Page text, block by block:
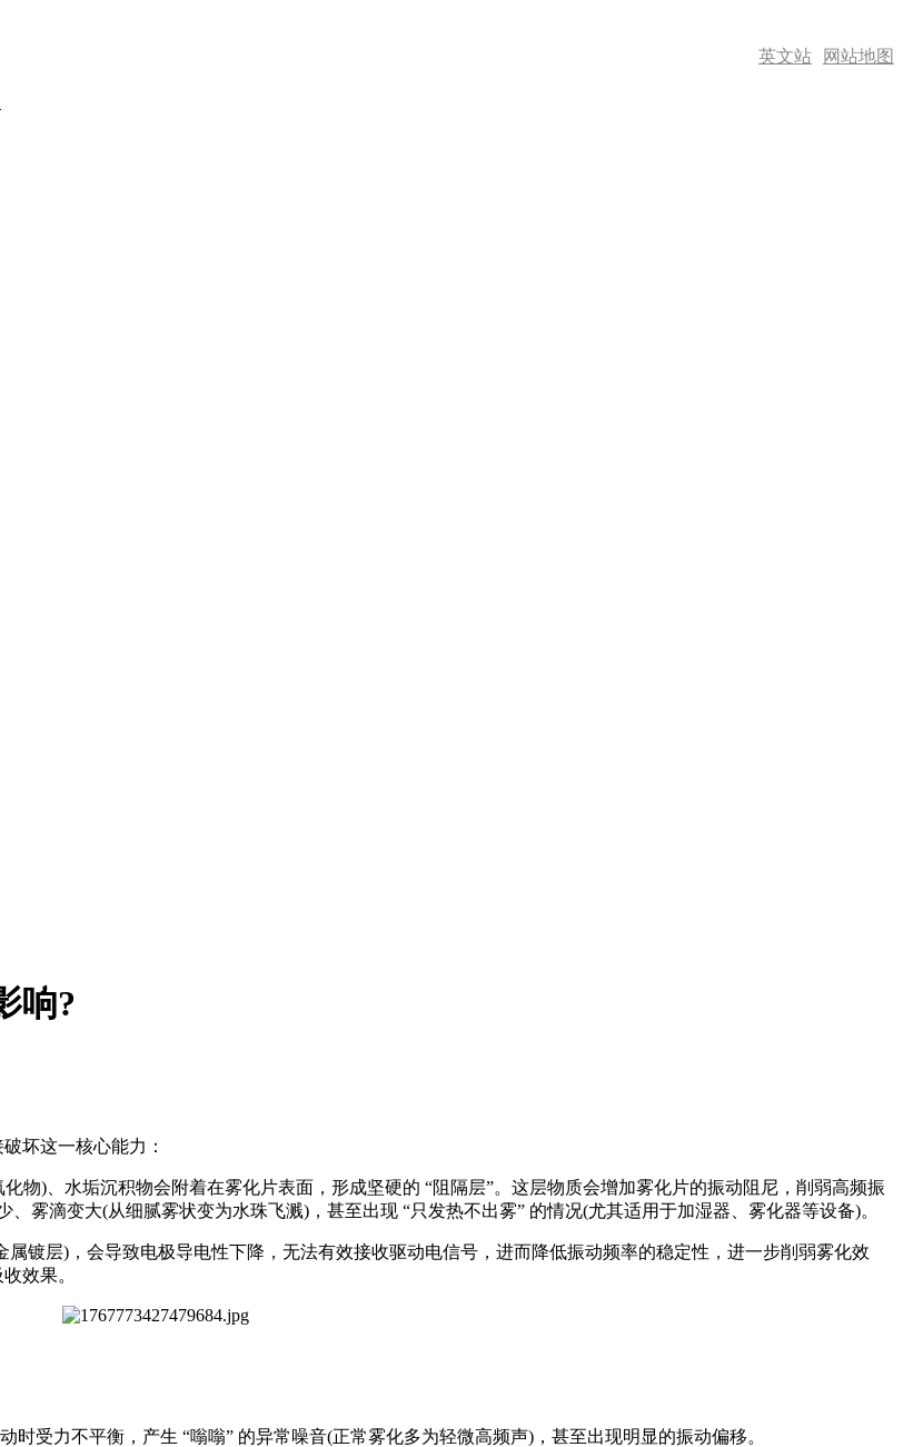
网站地图
英文站
响?
坏这一核心能力：
)、水垢沉积物会附着在雾化片表面，形成坚硬的 “阻隔层”。这层物质会增加雾化片的振动阻尼，削弱高频振
滴变大(从细腻雾状变为水珠飞溅)，甚至出现 “只发热不出雾” 的情况(尤其适用于加湿器、雾化器等设备)。
层)，会导致电极导电性下降，无法有效接收驱动电信号，进而降低振动频率的稳定性，进一步削弱雾化效
效果。
力不平衡，产生 “嗡嗡” 的异常噪音(正常雾化多为轻微高频声)，甚至出现明显的振动偏移。